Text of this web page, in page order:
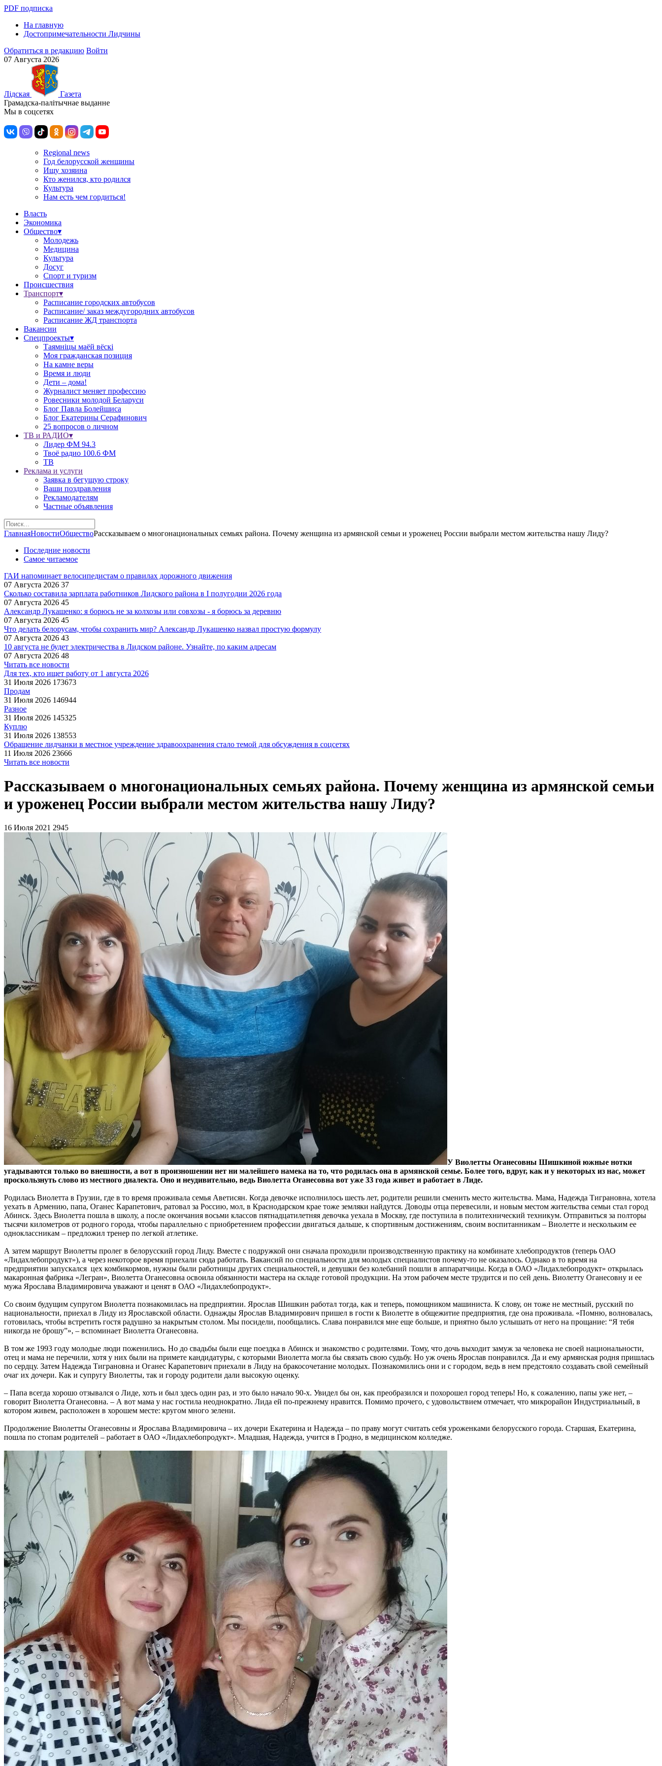
PDF подписка
На главную
Достопримечательности Лидчины
Обратиться в редакцию Войти
07 Августа 2026
Лiдская
Газета
Грамадска-палiтычнае выданне
Мы в соцсетях
Regional news
Год белорусской женщины
Ищу хозяина
Кто женился, кто родился
Культура
Нам есть чем гордиться!
Власть
Экономика
Общество▾
Молодежь
Медицина
Культура
Досуг
Спорт и туризм
Происшествия
Транспорт▾
Расписание городских автобусов
Расписание/ заказ междугородних автобусов
Расписание ЖД транспорта
Вакансии
Спецпроекты▾
Таямніцы маёй вёскі
Моя гражданская позиция
На камне веры
Время и люди
Дети – дома!
Журналист меняет профессию
Ровесники молодой Беларуси
Блог Павла Болейшиса
Блог Екатерины Серафинович
25 вопросов о личном
ТВ и РАДИО▾
Лидер ФМ 94.3
Твоё радио 100.6 ФМ
ТВ
Реклама и услуги
Заявка в бегущую строку
Ваши поздравления
Рекламодателям
Частные объявления
ГлавнаяНовостиОбществоРассказываем о многонациональных семьях района. Почему женщина из армянской семьи и уроженец России выбрали местом жительства нашу Лиду?
Последние новости
Самое читаемое
ГАИ напоминает велосипедистам о правилах дорожного движения
07 Августа 2026 37
Сколько составила зарплата работников Лидского района в I полугодии 2026 года
07 Августа 2026 45
Александр Лукашенко: я борюсь не за колхозы или совхозы - я борюсь за деревню
07 Августа 2026 45
Что делать белорусам, чтобы сохранить мир? Александр Лукашенко назвал простую формулу
07 Августа 2026 43
10 августа не будет электричества в Лидском районе. Узнайте, по каким адресам
07 Августа 2026 48
Читать все новости
Для тех, кто ищет работу от 1 августа 2026
31 Июля 2026 173673
Продам
31 Июля 2026 146944
Разное
31 Июля 2026 145325
Куплю
31 Июля 2026 138553
Обращение лидчанки в местное учреждение здравоохранения стало темой для обсуждения в соцсетях
11 Июля 2026 23666
Читать все новости
Рассказываем о многонациональных семьях района. Почему женщина из армянской семьи
и уроженец России выбрали местом жительства нашу Лиду?
16 Июля 2021 2945
У Виолетты Оганесовны Шишкиной южные нотки
угадываются только во внешности, а вот в произношении нет ни малейшего намека на то, что родилась она в армянской семье. Более того, вдруг, как и у некоторых из нас, может
проскользнуть слово из местного диалекта. Оно и неудивительно, ведь Виолетта Оганесовна вот уже 33 года живет и работает в Лиде.
Родилась Виолетта в Грузии, где в то время проживала семья Аветисян. Когда девочке исполнилось шесть лет, родители решили сменить место жительства. Мама, Надежда Тиграновна, хотела
уехать в Армению, папа, Оганес Карапетович, ратовал за Россию, мол, в Краснодарском крае тоже земляки найдутся. Доводы отца перевесили, и новым местом жительства семьи стал город
Абинск. Здесь Виолетта пошла в школу, а после окончания восьми классов пятнадцатилетняя девочка уехала в Москву, где поступила в политехнический техникум. Отправиться за полторы
тысячи километров от родного города, чтобы параллельно с приобретением профессии двигаться дальше, к спортивным достижениям, своим воспитанникам – Виолетте и нескольким ее
одноклассникам – предложил тренер по легкой атлетике.
А затем маршрут Виолетты пролег в белорусский город Лиду. Вместе с подружкой они сначала проходили производственную практику на комбинате хлебопродуктов (теперь ОАО
«Лидахлебопродукт»), а через некоторое время приехали сюда работать. Вакансий по специальности для молодых специалистов почему-то не оказалось. Однако в то время на
предприятии запускался цех комбикормов, нужны были работницы других специальностей, и девушки без колебаний пошли в аппаратчицы. Когда в ОАО «Лидахлебопродукт» открылась
макаронная фабрика «Легран», Виолетта Оганесовна освоила обязанности мастера на складе готовой продукции. На этом рабочем месте трудится и по сей день. Виолетту Оганесовну и ее
мужа Ярослава Владимировича уважают и ценят в ОАО «Лидахлебопродукт».
Со своим будущим супругом Виолетта познакомилась на предприятии. Ярослав Шишкин работал тогда, как и теперь, помощником машиниста. К слову, он тоже не местный, русский по
национальности, приехал в Лиду из Ярославской области. Однажды Ярослав Владимирович пришел в гости к Виолетте в общежитие предприятия, где она проживала. «Помню, волновалась,
готовилась, чтобы встретить гостя радушно за накрытым столом. Мы посидели, пообщались. Слава понравился мне еще больше, и приятно было услышать от него на прощание: “Я тебя
никогда не брошу”», – вспоминает Виолетта Оганесовна.
В том же 1993 году молодые люди поженились. Но до свадьбы были еще поездка в Абинск и знакомство с родителями. Тому, что дочь выходит замуж за человека не своей национальности,
отец и мама не перечили, хотя у них были на примете кандидатуры, с которыми Виолетта могла бы связать свою судьбу. Но уж очень Ярослав понравился. Да и ему армянская родня пришлась
по сердцу. Затем Надежда Тиграновна и Оганес Карапетович приехали в Лиду на бракосочетание молодых. Познакомились они и с городом, ведь в нем предстояло создавать свой семейный
очаг их дочери. Как и супругу Виолетты, так и городу родители дали высокую оценку.
– Папа всегда хорошо отзывался о Лиде, хоть и был здесь один раз, и это было начало 90-х. Увидел бы он, как преобразился и похорошел город теперь! Но, к сожалению, папы уже нет, –
говорит Виолетта Оганесовна. – А вот мама у нас гостила неоднократно. Лида ей по-прежнему нравится. Помимо прочего, с удовольствием отмечает, что микрорайон Индустриальный, в
котором живем, расположен в хорошем месте: кругом много зелени.
Продолжение Виолетты Оганесовны и Ярослава Владимировича – их дочери Екатерина и Надежда – по праву могут считать себя уроженками белорусского города. Старшая, Екатерина,
пошла по стопам родителей – работает в ОАО «Лидахлебопродукт». Младшая, Надежда, учится в Гродно, в медицинском колледже.